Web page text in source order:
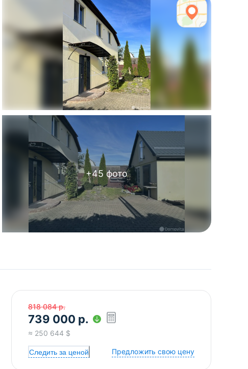
+45 фото
818 084 р.
739 000 р.
≈ 250 644 $
Следить за ценой Предложить свою цену